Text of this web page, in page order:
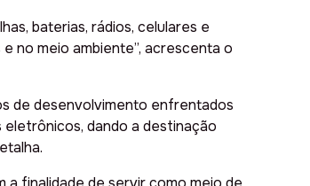
baterias, rádios, celulares e
no meio ambiente”, acrescenta o
de desenvolvimento enfrentados
eletrônicos, dando a destinação